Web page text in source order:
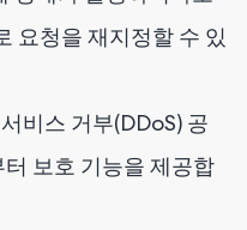
요청을 재지정할 수 있
비스 거부(DDoS) 공
보호 기능을 제공합